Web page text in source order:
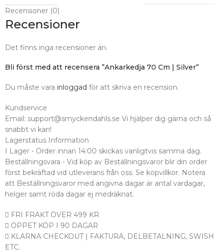
Recensioner (0)
Recensioner
Det finns inga recensioner än.
Bli först med att recensera ”Ankarkedja 70 Cm | Silver”
Du måste vara inloggad för att skriva en recension.
Kundservice
Email: support@smyckendahls.se Vi hjälper dig gärna och så
snabbt vi kan!
Lagerstatus Information
I Lager - Order innan 14:00 skickas vanligtvis samma dag.
Beställningsvara - Vid köp av Beställningsvaror blir din order
först bekräftad vid utleverans från oss. Se köpvillkor. Notera
att Beställningsvaror med angivna dagar är antal vardagar,
helger samt röda dagar ej medräknat.
FRI FRAKT ÖVER 499 KR
ÖPPET KÖP I 90 DAGAR
KLARNA CHECKOUT | FAKTURA, DELBETALNING, SWISH
ETC.